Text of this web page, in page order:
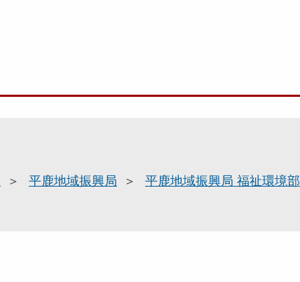
平鹿地域振興局
平鹿地域振興局 福祉環境部